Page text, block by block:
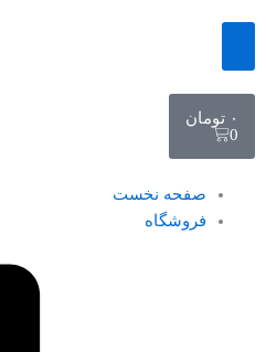
۰ تومان
0
خرید
صفحه نخست
فروشگاه